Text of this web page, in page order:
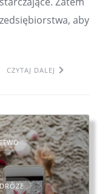
aby
CZYTAJ DALEJ